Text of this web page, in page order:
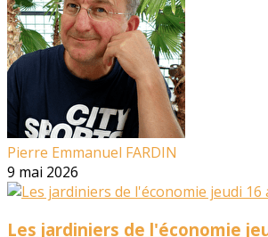
Pierre Emmanuel FARDIN
9 mai 2026
Les jardiniers de l'économie